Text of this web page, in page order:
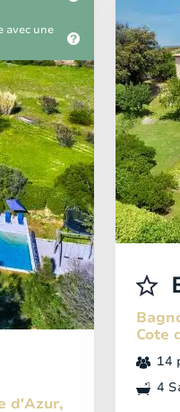
avec une
d'Azur,
Cote
14
4